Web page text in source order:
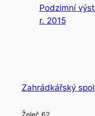
Podzimní
r. 2015
Zahrádkářský
Želeč 62